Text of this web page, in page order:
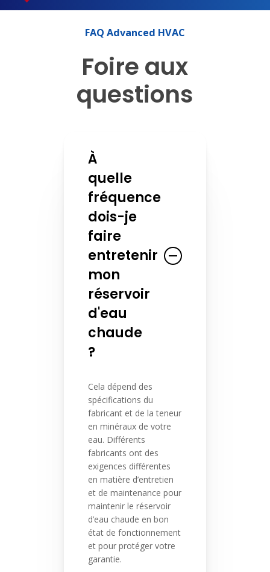
FAQ Advanced HVAC
Foire aux
questions
À
quelle
fréquence
dois-je
faire
entretenir
mon
réservoir
d'eau
chaude
?
Cela dépend des
spécifications du
fabricant et de la teneur
en minéraux de votre
eau. Différents
fabricants ont des
exigences différentes
en matière d’entretien
et de maintenance pour
maintenir le réservoir
d’eau chaude en bon
état de fonctionnement
et pour protéger votre
garantie.